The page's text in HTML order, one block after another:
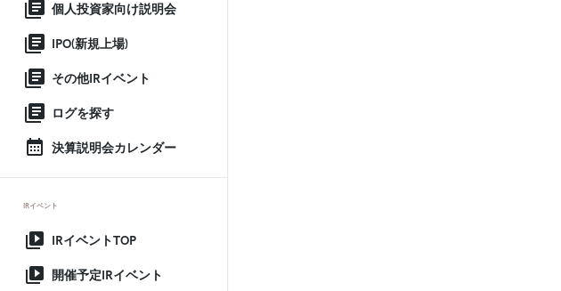
個人投資家向け説明会
IPO(新規上場)
その他IRイベント
ログを探す
決算説明会カレンダー
IRイベント
IRイベントTOP
開催予定IRイベント